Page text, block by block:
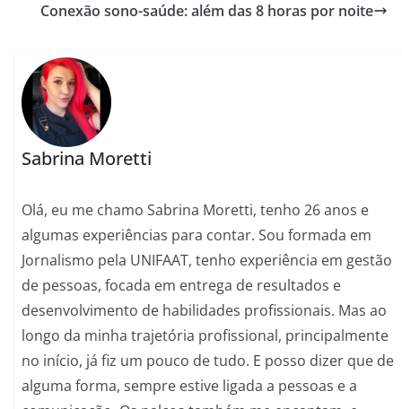
Conexão sono-saúde: além das 8 horas por noite
Sabrina Moretti
Olá, eu me chamo Sabrina Moretti, tenho 26 anos e
algumas experiências para contar. Sou formada em
Jornalismo pela UNIFAAT, tenho experiência em gestão
de pessoas, focada em entrega de resultados e
desenvolvimento de habilidades profissionais. Mas ao
longo da minha trajetória profissional, principalmente
no início, já fiz um pouco de tudo. E posso dizer que de
alguma forma, sempre estive ligada a pessoas e a